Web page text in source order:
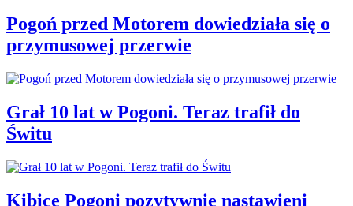
Pogoń przed Motorem dowiedziała się o
przymusowej przerwie
Grał 10 lat w Pogoni. Teraz trafił do
Świtu
Kibice Pogoni pozytywnie nastawieni